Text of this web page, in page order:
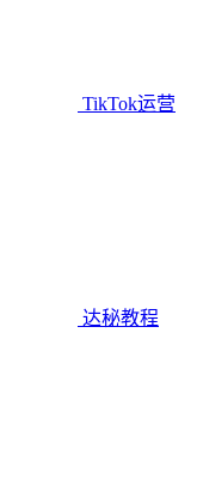
TikTok运营
达秘教程